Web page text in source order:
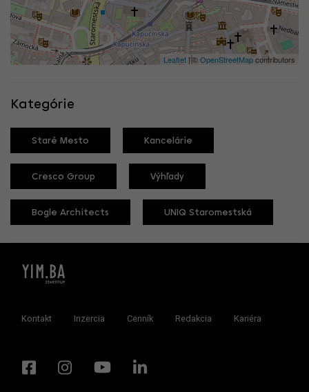
Leaflet| ©OpenStreetMapcontributors
Kategórie
Staré Mesto Kancelárie
Cresco Group Výhľady
Bogle Architects UNIQ Staromestská
Kontakt Inzercia Cenník Redakcia Kariéra